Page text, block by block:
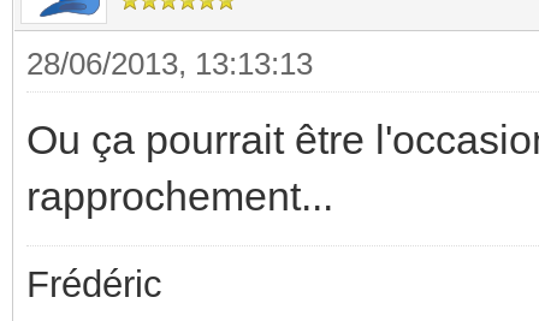
28/06/2013, 13:13:13
Ou ça pourrait être
rapprochement...
Frédéric